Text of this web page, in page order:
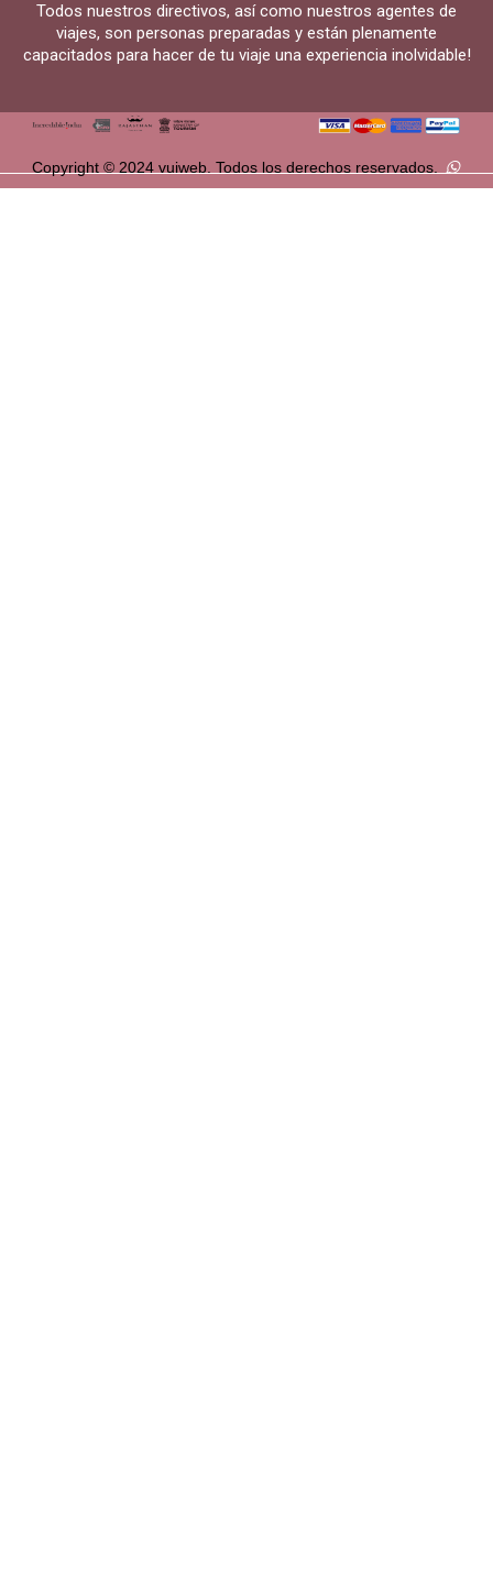
Todos nuestros directivos, así como nuestros agentes de
viajes, son personas preparadas y están plenamente
capacitados para hacer de tu viaje una experiencia inolvidable!
Copyright © 2024 vuiweb. Todos los derechos reservados.